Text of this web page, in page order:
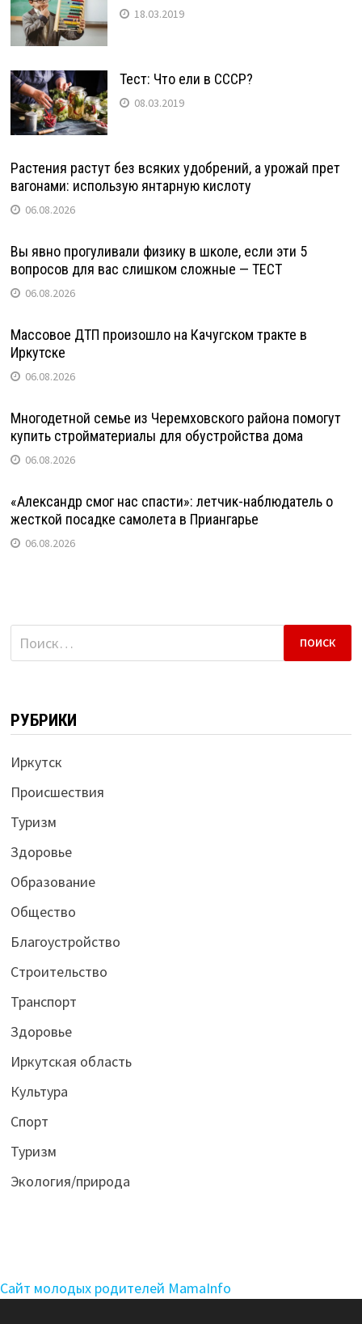
18.03.2019
Тест: Что ели в СССР?
08.03.2019
Растения растут без всяких удобрений, а урожай прет
вагонами: использую янтарную кислоту
06.08.2026
Вы явно прогуливали физику в школе, если эти 5
вопросов для вас слишком сложные — ТЕСТ
06.08.2026
Массовое ДТП произошло на Качугском тракте в
Иркутске
06.08.2026
Многодетной семье из Черемховского района помогут
купить стройматериалы для обустройства дома
06.08.2026
«Александр смог нас спасти»: летчик-наблюдатель о
жесткой посадке самолета в Приангарье
06.08.2026
Найти:
РУБРИКИ
Иркутск
Происшествия
Туризм
Здоровье
Образование
Общество
Благоустройство
Строительство
Транспорт
Здоровье
Иркутская область
Культура
Спорт
Туризм
Экология/природа
Сайт молодых родителей MamaInfo